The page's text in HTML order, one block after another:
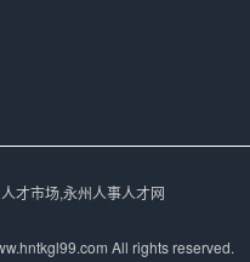
才市场,永州人事人才网
All rights reserved.